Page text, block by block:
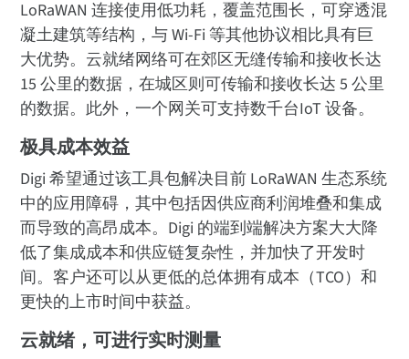
LoRaWAN 连接使用低功耗，覆盖范围长，可穿透混
凝土建筑等结构，与 Wi-Fi 等其他协议相比具有巨
大优势。云就绪网络可在郊区无缝传输和接收长达
15 公里的数据，在城区则可传输和接收长达 5 公里
的数据。此外，一个网关可支持数千台IoT 设备。
极具成本效益
Digi 希望通过该工具包解决目前 LoRaWAN 生态系统
中的应用障碍，其中包括因供应商利润堆叠和集成
而导致的高昂成本。Digi 的端到端解决方案大大降
低了集成成本和供应链复杂性，并加快了开发时
间。客户还可以从更低的总体拥有成本（TCO）和
更快的上市时间中获益。
云就绪，可进行实时测量